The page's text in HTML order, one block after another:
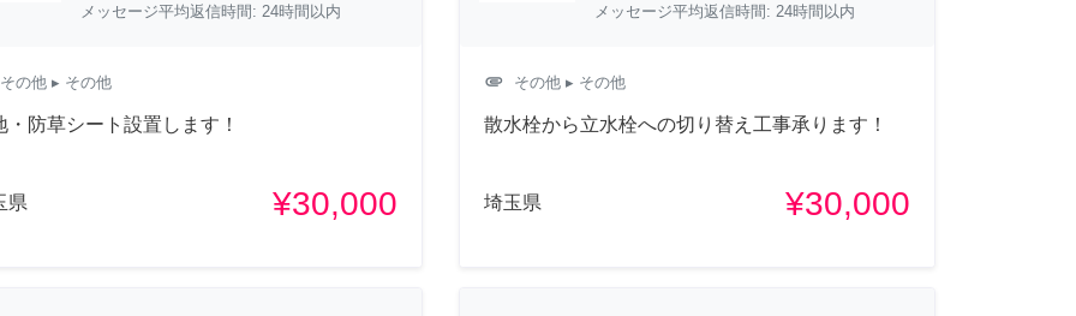
メッセージ平均返信時間: 24時間以内
その他 ▸ その他
・防草シート設置します！
県 ¥30,000
メッセージ平均返信時間: 24時間以内
attachment その他▸ その他
散水栓から立水栓への切り替え工事承ります！
埼玉県 ¥30,000